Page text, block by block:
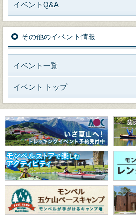
イベントQ&A
その他のイベント情報
イベント一覧
イベント トップ